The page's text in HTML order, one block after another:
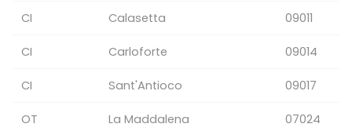
CI Calasetta 09011
CI Carloforte 09014
CI Sant'Antioco 09017
OT La Maddalena 07024